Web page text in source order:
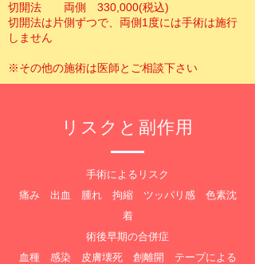
切開法 両側 330,000(税込)
切開法は片側ずつで、両側1度には手術は施行
しません
※その他の施術は医師とご相談下さい
リスクと副作用
手術によるリスク
痛み 出血 腫れ 拘縮 ツッパリ感 色素沈
着
術後早期の合併症
血種 感染 皮膚壊死 創離開 テープによる